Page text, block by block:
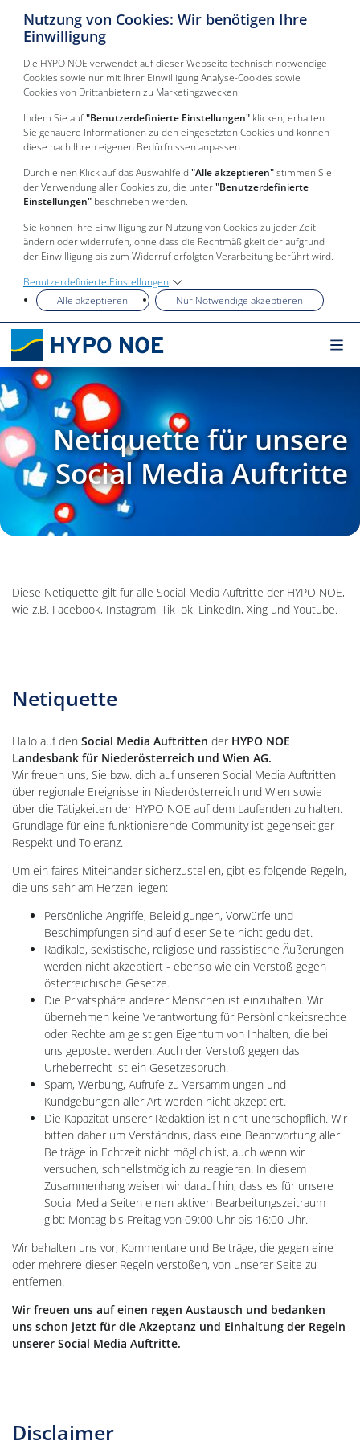
Nutzung von Cookies: Wir benötigen Ihre
Einwilligung
Die HYPO NOE verwendet auf dieser Webseite technisch notwendige
Cookies sowie nur mit Ihrer Einwilligung Analyse-Cookies sowie
Cookies von Drittanbietern zu Marketingzwecken.
Indem Sie auf"Benutzerdefinierte Einstellungen" klicken, erhalten
Sie genauere Informationen zu den eingesetzten Cookies und können
diese nach Ihren eigenen Bedürfnissen anpassen.
Durch einen Klick auf das Auswahlfeld "Alle akzeptieren"stimmen Sie
der Verwendung aller Cookies zu, die unter"Benutzerdefinierte
Einstellungen" beschrieben werden.
Sie können Ihre Einwilligung zur Nutzung von Cookies zu jeder Zeit
ändern oder widerrufen, ohne dass die Rechtmäßigkeit der aufgrund
der Einwilligung bis zum Widerruf erfolgten Verarbeitung berührt wird.
Benutzerdefinierte Einstellungen
Alle akzeptieren
Nur Notwendige akzeptieren
Netiquette für unsere
Social Media Auftritte
Diese Netiquette gilt für alle Social Media Auftritte der HYPO NOE,
wie z.B. Facebook, Instagram, TikTok, LinkedIn, Xing und Youtube.
Netiquette
Hallo auf den Social Media Auftritten derHYPO NOE
Landesbank für Niederösterreich und Wien AG.
Wir freuen uns, Sie bzw. dich auf unseren Social Media Auftritten
über regionale Ereignisse in Niederösterreich und Wien sowie
über die Tätigkeiten der HYPO NOE auf dem Laufenden zu halten.
Grundlage für eine funktionierende Community ist gegenseitiger
Respekt und Toleranz.
Um ein faires Miteinander sicherzustellen, gibt es folgende Regeln,
die uns sehr am Herzen liegen:
Persönliche Angriffe, Beleidigungen, Vorwürfe und
Beschimpfungen sind auf dieser Seite nicht geduldet.
Radikale, sexistische, religiöse und rassistische Äußerungen
werden nicht akzeptiert - ebenso wie ein Verstoß gegen
österreichische Gesetze.
Die Privatsphäre anderer Menschen ist einzuhalten. Wir
übernehmen keine Verantwortung für Persönlichkeitsrechte
oder Rechte am geistigen Eigentum von Inhalten, die bei
uns gepostet werden. Auch der Verstoß gegen das
Urheberrecht ist ein Gesetzesbruch.
Spam, Werbung, Aufrufe zu Versammlungen und
Kundgebungen aller Art werden nicht akzeptiert.
Die Kapazität unserer Redaktion ist nicht unerschöpflich. Wir
bitten daher um Verständnis, dass eine Beantwortung aller
Beiträge in Echtzeit nicht möglich ist, auch wenn wir
versuchen, schnellstmöglich zu reagieren. In diesem
Zusammenhang weisen wir darauf hin, dass es für unsere
Social Media Seiten einen aktiven Bearbeitungszeitraum
gibt: Montag bis Freitag von 09:00 Uhr bis 16:00 Uhr.
Wir behalten uns vor, Kommentare und Beiträge, die gegen eine
oder mehrere dieser Regeln verstoßen, von unserer Seite zu
entfernen.
Wir freuen uns auf einen regen Austausch und bedanken
uns schon jetzt für die Akzeptanz und Einhaltung der Regeln
unserer Social Media Auftritte.
Disclaimer